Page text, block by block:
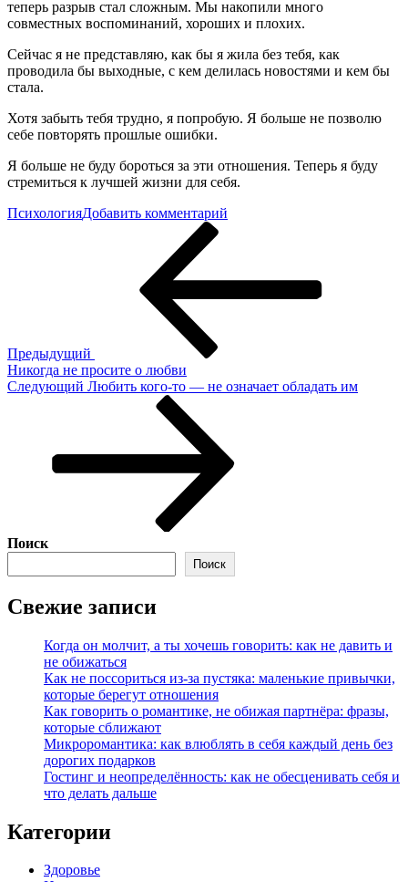
теперь разрыв стал сложным. Мы накопили много
совместных воспоминаний, хороших и плохих.
Сейчас я не представляю, как бы я жила без тебя, как
проводила бы выходные, с кем делилась новостями и кем бы
стала.
Хотя забыть тебя трудно, я попробую. Я больше не позволю
себе повторять прошлые ошибки.
Я больше не буду бороться за эти отношения. Теперь я буду
стремиться к лучшей жизни для себя.
ПсихологияДобавить комментарий
сделал
от
Предыдущий
Никогда не просите о любви
Следующая
Следующий Любить кого-то — не означает обладать им
Поиск
Поиск
Свежие записи
Когда он молчит, а ты хочешь говорить: как не давить и
не обижаться
Как не поссориться из‑за пустяка: маленькие привычки,
которые берегут отношения
Как говорить о романтике, не обижая партнёра: фразы,
которые сближают
Микроромантика: как влюблять в себя каждый день без
дорогих подарков
Гостинг и неопределённость: как не обесценивать себя и
что делать дальше
Категории
Здоровье